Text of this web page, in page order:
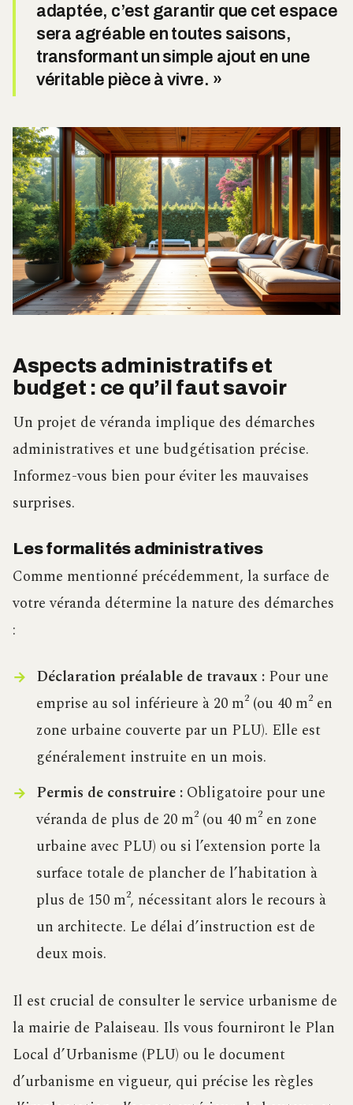
adaptée, c’est garantir que cet espace
sera agréable en toutes saisons,
transformant un simple ajout en une
véritable pièce à vivre. »
Aspects administratifs et
budget : ce qu’il faut savoir
Un projet de véranda implique des démarches
administratives et une budgétisation précise.
Informez-vous bien pour éviter les mauvaises
surprises.
Les formalités administratives
Comme mentionné précédemment, la surface de
votre véranda détermine la nature des démarches
:
Déclaration préalable de travaux :Pour une
emprise au sol inférieure à 20 m² (ou 40 m² en
zone urbaine couverte par un PLU). Elle est
généralement instruite en un mois.
Permis de construire :Obligatoire pour une
véranda de plus de 20 m² (ou 40 m² en zone
urbaine avec PLU) ou si l’extension porte la
surface totale de plancher de l’habitation à
plus de 150 m², nécessitant alors le recours à
un architecte. Le délai d’instruction est de
deux mois.
Il est crucial de consulter le service urbanisme de
la mairie de Palaiseau. Ils vous fourniront le Plan
Local d’Urbanisme (PLU) ou le document
d’urbanisme en vigueur, qui précise les règles